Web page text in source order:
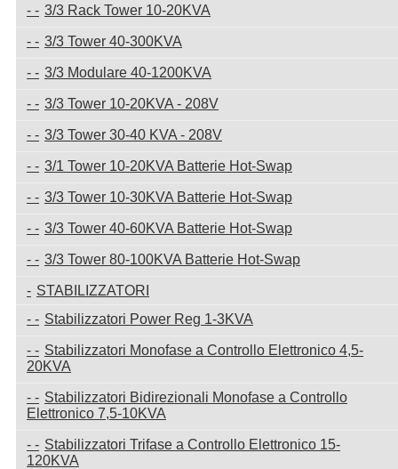
3/3 Rack Tower 10-20KVA
3/3 Tower 40-300KVA
3/3 Modulare 40-1200KVA
3/3 Tower 10-20KVA - 208V
3/3 Tower 30-40 KVA - 208V
3/1 Tower 10-20KVA Batterie Hot-Swap
3/3 Tower 10-30KVA Batterie Hot-Swap
3/3 Tower 40-60KVA Batterie Hot-Swap
3/3 Tower 80-100KVA Batterie Hot-Swap
STABILIZZATORI
Stabilizzatori Power Reg 1-3KVA
Stabilizzatori Monofase a Controllo Elettronico 4,5-
20KVA
Stabilizzatori Bidirezionali Monofase a Controllo
Elettronico 7,5-10KVA
Stabilizzatori Trifase a Controllo Elettronico 15-
120KVA